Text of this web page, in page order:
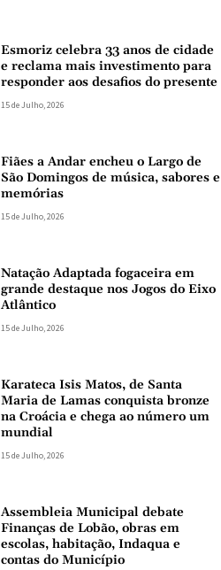
Esmoriz celebra 33 anos de cidade
e reclama mais investimento para
responder aos desafios do presente
15 de Julho, 2026
Fiães a Andar encheu o Largo de
São Domingos de música, sabores e
memórias
15 de Julho, 2026
Natação Adaptada fogaceira em
grande destaque nos Jogos do Eixo
Atlântico
15 de Julho, 2026
Karateca Isis Matos, de Santa
Maria de Lamas conquista bronze
na Croácia e chega ao número um
mundial
15 de Julho, 2026
Assembleia Municipal debate
Finanças de Lobão, obras em
escolas, habitação, Indaqua e
contas do Município